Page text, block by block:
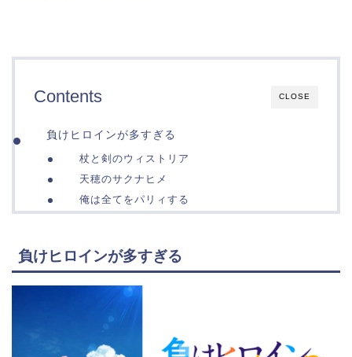
CLOSE
Contents
負けヒロインが多すぎる
杖と剣のウィストリア
天穂のサクナヒメ
俺は全てをパリィする
負けヒロインが多すぎる